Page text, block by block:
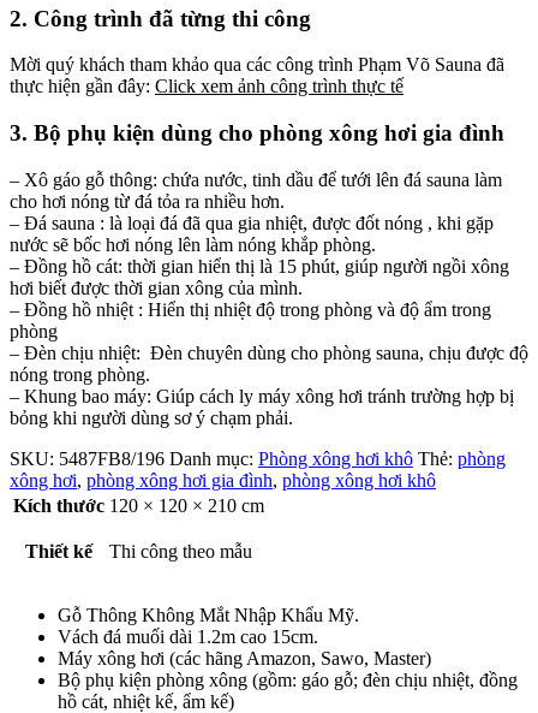
2. Công trình đã từng thi công
Mời quý khách tham khảo qua các công trình Phạm Võ Sauna đã
thực hiện gần đây: Click xem ảnh công trình thực tế
3. Bộ phụ kiện dùng cho phòng xông hơi gia đình
– Xô gáo gỗ thông: chứa nước, tinh dầu để tưới lên đá sauna làm
cho hơi nóng từ đá tỏa ra nhiều hơn.
– Đá sauna : là loại đá đã qua gia nhiệt, được đốt nóng , khi gặp
nước sẽ bốc hơi nóng lên làm nóng khắp phòng.
– Đồng hồ cát: thời gian hiển thị là 15 phút, giúp người ngồi xông
hơi biết được thời gian xông của mình.
– Đồng hồ nhiệt : Hiển thị nhiệt độ trong phòng và độ ẩm trong
phòng
– Đèn chịu nhiệt: Đèn chuyên dùng cho phòng sauna, chịu được độ
nóng trong phòng.
– Khung bao máy: Giúp cách ly máy xông hơi tránh trường hợp bị
bỏng khi người dùng sơ ý chạm phải.
SKU: 5487FB8/196 Danh mục: Phòng xông hơi khô Thẻ: phòng
xông hơi, phòng xông hơi gia đình, phòng xông hơi khô
Kích thước 120 × 120 × 210 cm
Thiết kế Thi công theo mẫu
Gỗ Thông Không Mắt Nhập Khẩu Mỹ.
Vách đá muối dài 1.2m cao 15cm.
Máy xông hơi (các hãng Amazon, Sawo, Master)
Bộ phụ kiện phòng xông (gồm: gáo gỗ; đèn chịu nhiệt, đồng
hồ cát, nhiệt kế, ẩm kế)